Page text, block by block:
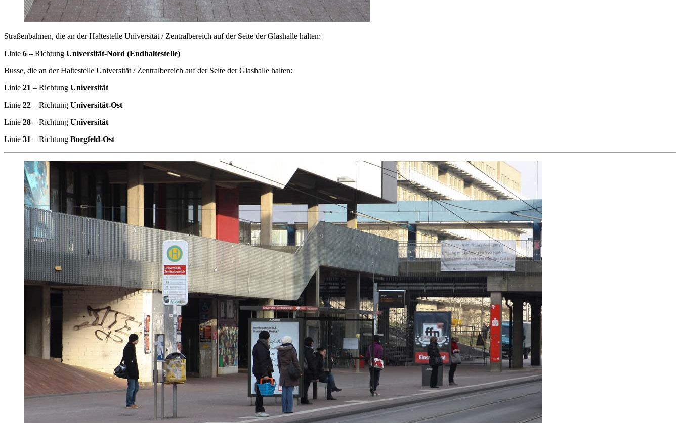
Straßenbahnen, die an der Haltestelle Universität / Zentralbereich auf der Seite der Glashalle halten:
Linie 6 – Richtung Universität-Nord (Endhaltestelle)
Busse, die an der Haltestelle Universität / Zentralbereich auf der Seite der Glashalle halten:
Linie 21 – Richtung Universität
Linie 22 – Richtung Universität-Ost
Linie 28 – Richtung Universität
Linie 31 – Richtung Borgfeld-Ost